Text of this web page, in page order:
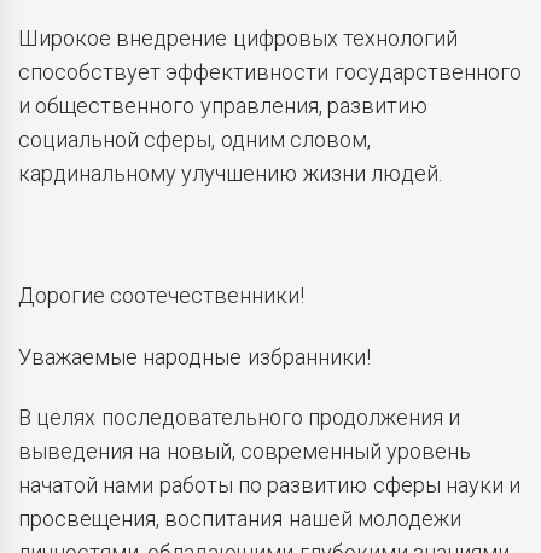
Широкое внедрение цифровых технологий
способствует эффективности государственного
и общественного управления, развитию
социальной сферы, одним словом,
кардинальному улучшению жизни людей.
Дорогие соотечественники!
Уважаемые народные избранники!
В целях последовательного продолжения и
выведения на новый, современный уровень
начатой нами работы по развитию сферы науки и
просвещения, воспитания нашей молодежи